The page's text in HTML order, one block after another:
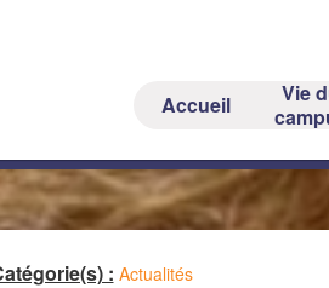
Accueil
Vie
attendu ce lundi
: Actualités